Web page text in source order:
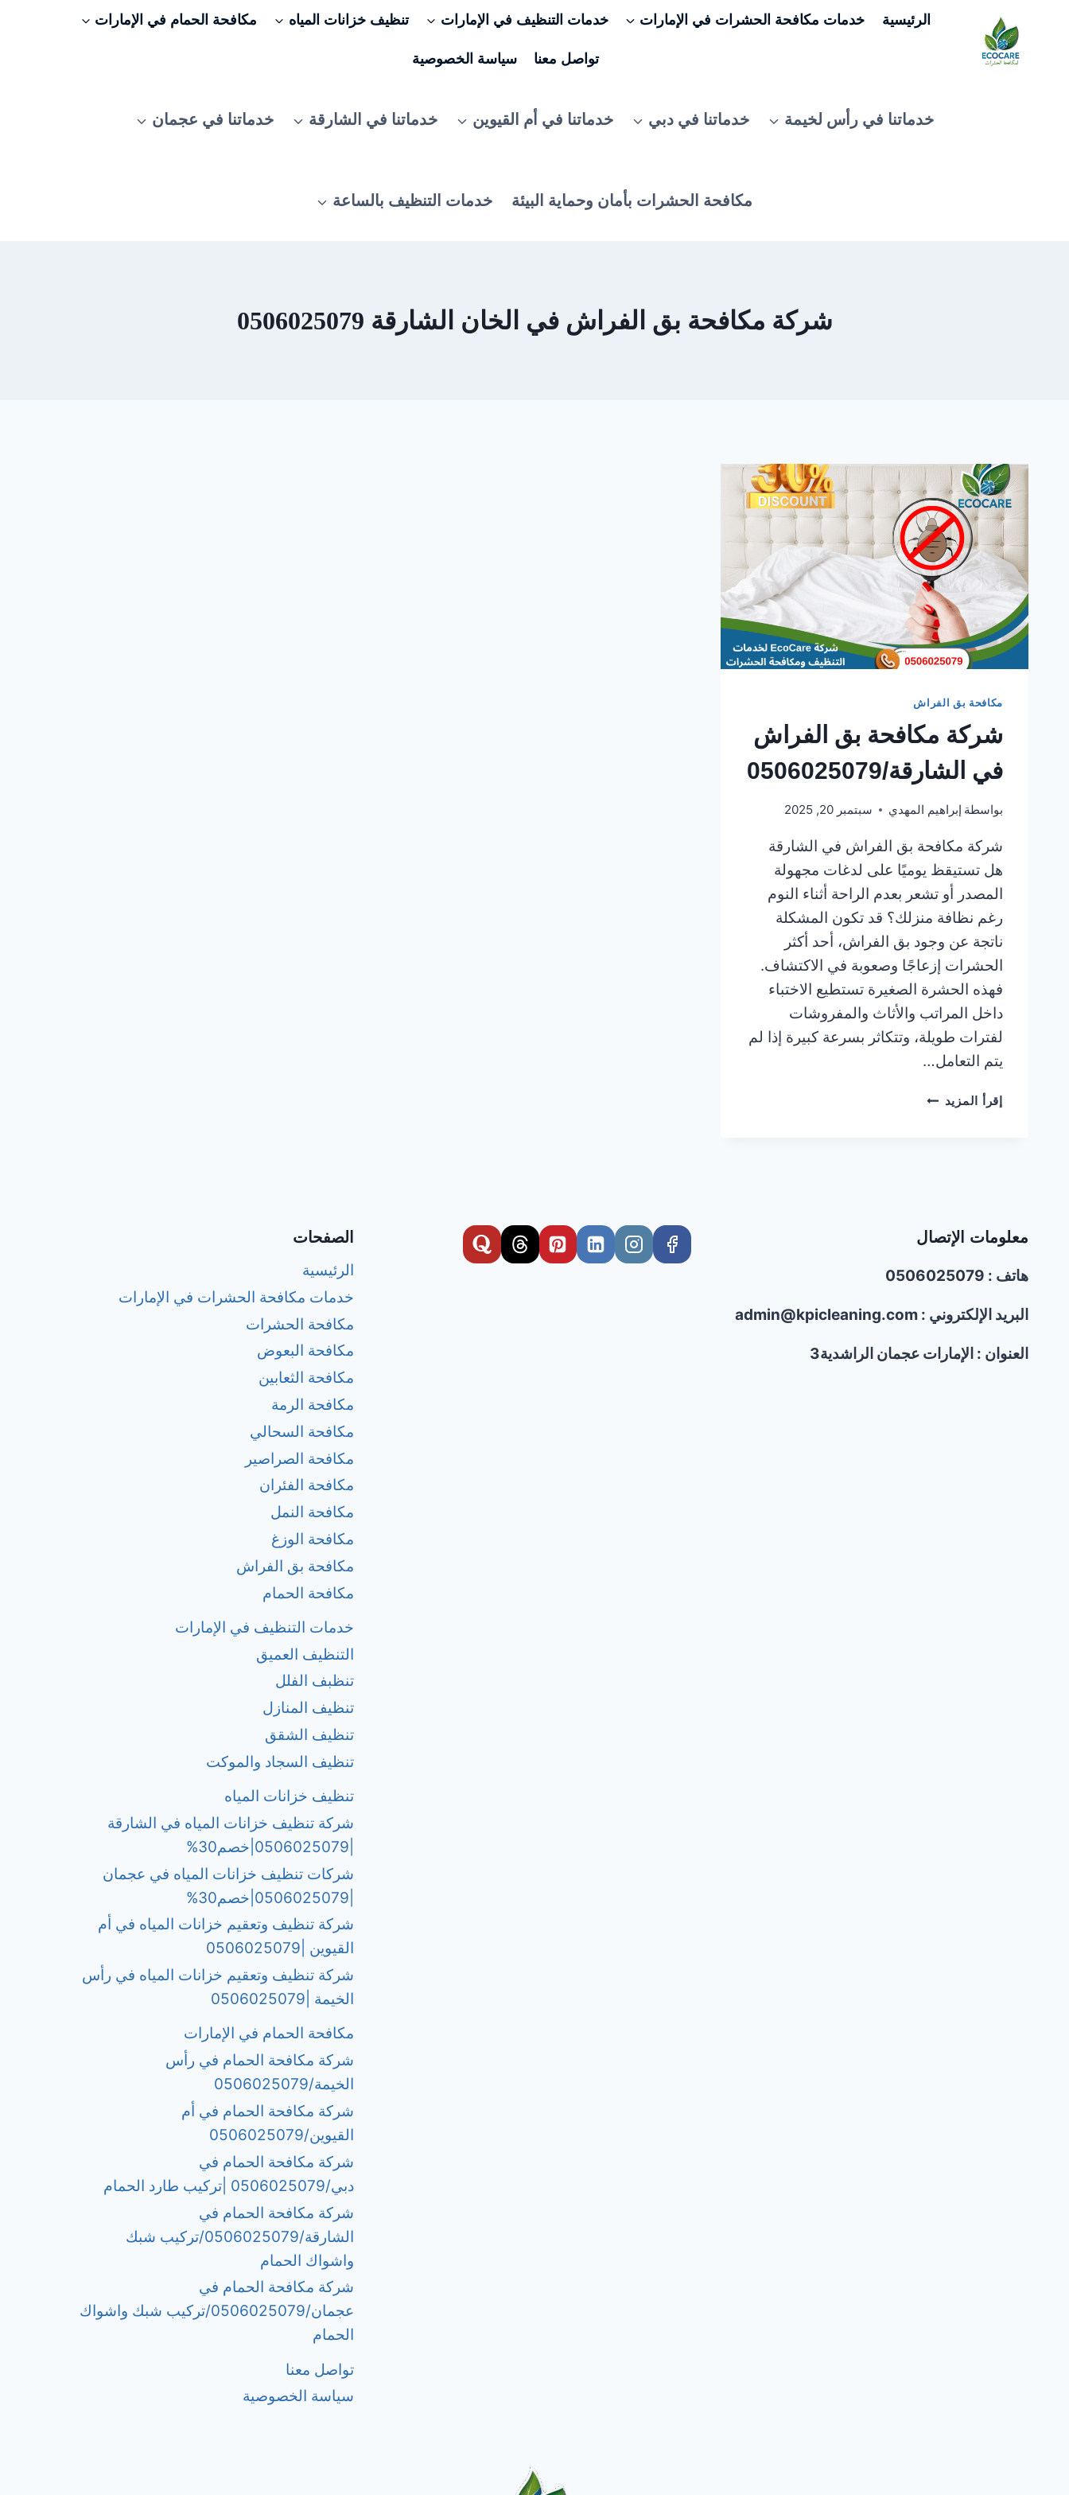
المحتوى
الرئيسية خدمات مكافحة الحشرات في الإمارات خدمات التنظيف في الإمارات تنظيف خزانات المياه مكافحة الحمام في الإمارات
تواصل معنا سياسة الخصوصية
خدماتنا في رأس لخيمة خدماتنا في دبي خدماتنا في أم القيوين خدماتنا في الشارقة خدماتنا في عجمان
مكافحة الحشرات بأمان وحماية البيئة خدمات التنظيف بالساعة
شركة مكافحة بق الفراش في الخان الشارقة 0506025079
مكافحة بق الفراش
شركة مكافحة بق الفراش
في الشارقة/0506025079
بواسطة إبراهيم المهدي سبتمبر 20, 2025
شركة مكافحة بق الفراش في الشارقة
هل تستيقظ يوميًا على لدغات مجهولة
المصدر أو تشعر بعدم الراحة أثناء النوم
رغم نظافة منزلك؟ قد تكون المشكلة
ناتجة عن وجود بق الفراش، أحد أكثر
الحشرات إزعاجًا وصعوبة في الاكتشاف.
فهذه الحشرة الصغيرة تستطيع الاختباء
داخل المراتب والأثاث والمفروشات
لفترات طويلة، وتتكاثر بسرعة كبيرة إذا لم
يتم التعامل…
إقرأ المزيد شركة
معلومات الإتصال
هاتف : 0506025079
البريد الإلكتروني : admin@kpicleaning.com
العنوان : الإمارات عجمان الراشدية3
الصفحات
الرئيسية
خدمات مكافحة الحشرات في الإمارات
مكافحة الحشرات
مكافحة البعوض
مكافحة الثعابين
مكافحة الرمة
مكافحة السحالي
مكافحة الصراصير
مكافحة الفئران
مكافحة النمل
مكافحة الوزغ
مكافحة بق الفراش
مكافحة الحمام
خدمات التنظيف في الإمارات
التنظيف العميق
تنظبف الفلل
تنظيف المنازل
تنظيف الشقق
تنظيف السجاد والموكت
تنظيف خزانات المياه
شركة تنظيف خزانات المياه في الشارقة
شركات تنظيف خزانات المياه في عجمان
شركة تنظيف وتعقيم خزانات المياه في أم
القيوين |0506025079
شركة تنظيف وتعقيم خزانات المياه في رأس
الخيمة |0506025079
مكافحة الحمام في الإمارات
شركة مكافحة الحمام في رأس
الخيمة/0506025079
شركة مكافحة الحمام في أم
القيوين/0506025079
شركة مكافحة الحمام في
دبي/0506025079 |تركيب طارد الحمام
شركة مكافحة الحمام في
الشارقة/0506025079/تركيب شبك
واشواك الحمام
شركة مكافحة الحمام في
عجمان/0506025079/تركيب شبك واشواك
الحمام
تواصل معنا
سياسة الخصوصية